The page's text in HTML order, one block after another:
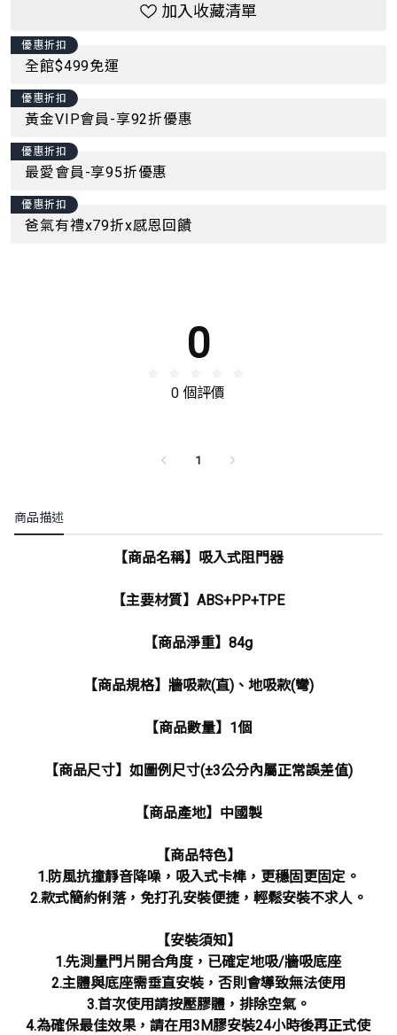
加入收藏清單
優惠折扣
全館$499免運
優惠折扣
黃金VIP會員-享92折優惠
優惠折扣
最愛會員-享95折優惠
優惠折扣
爸氣有禮x79折x感恩回饋
0
0 個評價
1
商品描述
【商品名稱】吸入式阻門器
【主要材質】ABS+PP+TPE
【商品淨重】84g
【商品規格】牆吸款(直)、地吸款(彎)
【商品數量】1個
【商品尺寸】如圖例尺寸(±3公分內屬正常誤差值)
【商品產地】中國製
【商品特色】
1.防風抗撞靜音降噪，吸入式卡榫，更穩固更固定。
2.款式簡約俐落，免打孔安裝便捷，輕鬆安裝不求人。
【安裝須知】
1.先測量門片開合角度，已確定地吸/牆吸底座
2.主體與底座需垂直安裝，否則會導致無法使用
3.首次使用請按壓膠體，排除空氣。
4.為確保最佳效果，請在用3M膠安裝24小時後再正式使